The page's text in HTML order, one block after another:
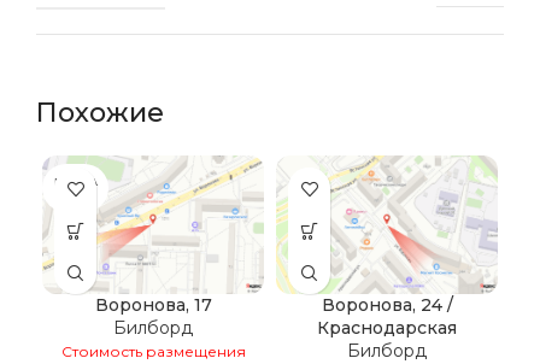
Похожие
ПРОДА
НО
Воронова, 17
Билборд
Стоимость размещения
Воронова, 24 /
Краснодарская
Билборд